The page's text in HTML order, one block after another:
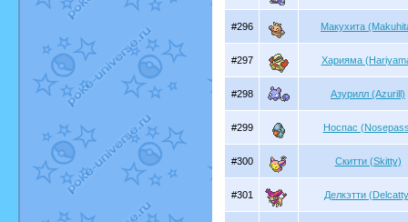
#296 Макухита
#297 Харияма
#298 Азурилл (Azurill)
#299 Носпас
#300 Скитти (Skitty)
#301 Делкэтти